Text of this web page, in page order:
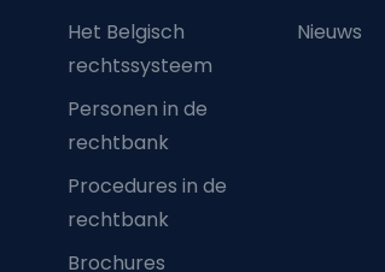
Het Belgisch
rechtssysteem
Personen in de
rechtbank
Procedures in de
rechtbank
Brochures
Nieuws